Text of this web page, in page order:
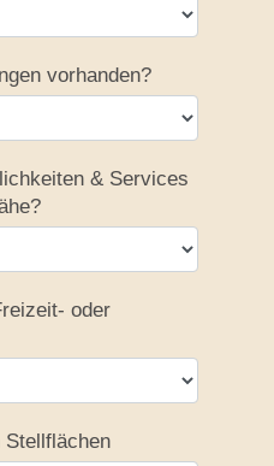
vorhanden?
& Services
oder
Stellflächen